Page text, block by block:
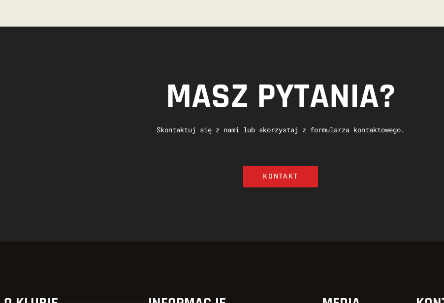
MASZ PYTANIA?
Skontaktuj się z nami lub skorzystaj z formularza kontaktowego.
KONTAKT